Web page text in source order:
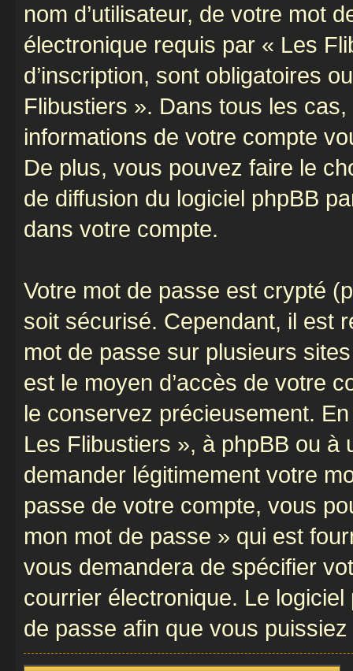
nom d’utilisateur, de votre mot
électronique requis par « Les
d’inscription, sont obligatoires
Flibustiers ». Dans tous les
informations de votre compte
De plus, vous pouvez faire le
de diffusion du logiciel phpBB
dans votre compte.
Votre mot de passe est crypté
soit sécurisé. Cependant, il est
mot de passe sur plusieurs
est le moyen d’accès de votre
le conservez précieusement.
Les Flibustiers », à phpBB ou
demander légitimement votre
passe de votre compte, vous
mon mot de passe » qui est
vous demandera de spécifier
courrier électronique. Le
de passe afin que vous